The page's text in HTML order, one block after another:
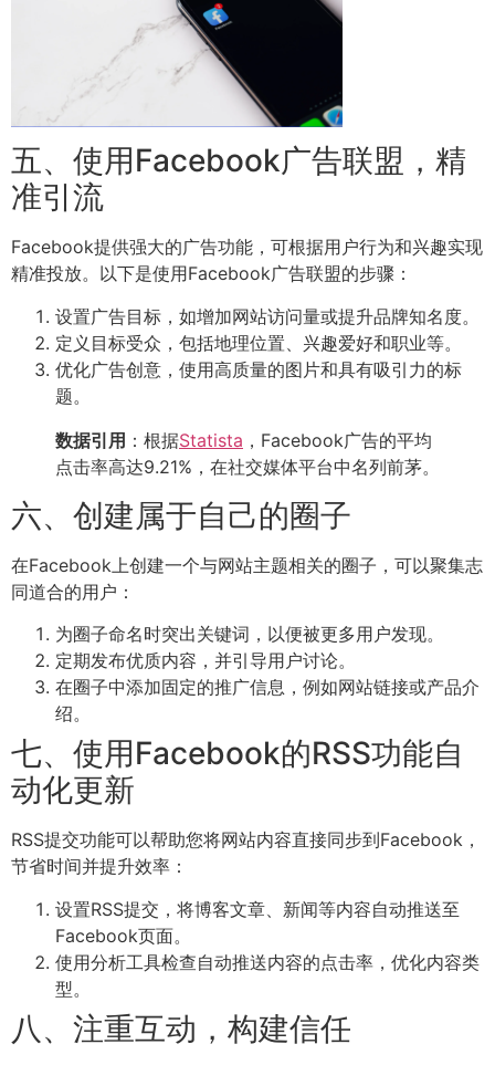
五、使用Facebook广告联盟，精
准引流
Facebook提供强大的广告功能，可根据用户行为和兴趣实现
精准投放。以下是使用Facebook广告联盟的步骤：
设置广告目标，如增加网站访问量或提升品牌知名度。
定义目标受众，包括地理位置、兴趣爱好和职业等。
优化广告创意，使用高质量的图片和具有吸引力的标
题。
数据引用 ：根据Statista ，Facebook广告的平均
点击率高达9.21%，在社交媒体平台中名列前茅。
六、创建属于自己的圈子
在Facebook上创建一个与网站主题相关的圈子，可以聚集志
同道合的用户：
为圈子命名时突出关键词，以便被更多用户发现。
定期发布优质内容，并引导用户讨论。
在圈子中添加固定的推广信息，例如网站链接或产品介
绍。
七、使用Facebook的RSS功能自
动化更新
RSS提交功能可以帮助您将网站内容直接同步到Facebook，
节省时间并提升效率：
设置RSS提交，将博客文章、新闻等内容自动推送至
Facebook页面。
使用分析工具检查自动推送内容的点击率，优化内容类
型。
八、注重互动，构建信任